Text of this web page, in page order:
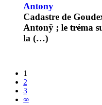
Antony
Cadastre de
Antonÿ ; le tréma
la (…)
1
2
3
∞